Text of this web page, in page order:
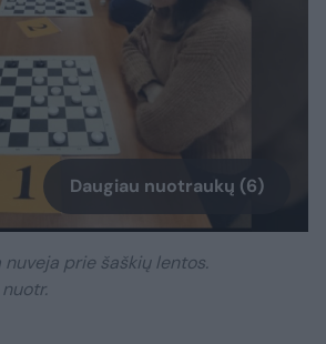
Daugiau nuotraukų (6)
prie šaškių lentos.